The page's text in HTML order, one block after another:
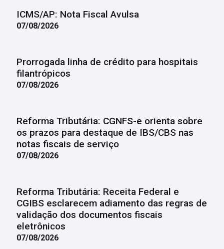
ICMS/AP: Nota Fiscal Avulsa
07/08/2026
Prorrogada linha de crédito para hospitais
filantrópicos
07/08/2026
Reforma Tributária: CGNFS-e orienta sobre
os prazos para destaque de IBS/CBS nas
notas fiscais de serviço
07/08/2026
Reforma Tributária: Receita Federal e
CGIBS esclarecem adiamento das regras de
validação dos documentos fiscais
eletrônicos
07/08/2026